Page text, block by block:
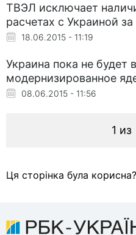
ТВЭЛ исключает
расчетах с Украиной
18.06.2015 - 11:19
Украина пока не будет
модернизированное
08.06.2015 - 11:56
1 из
Ця сторінка була корисна?